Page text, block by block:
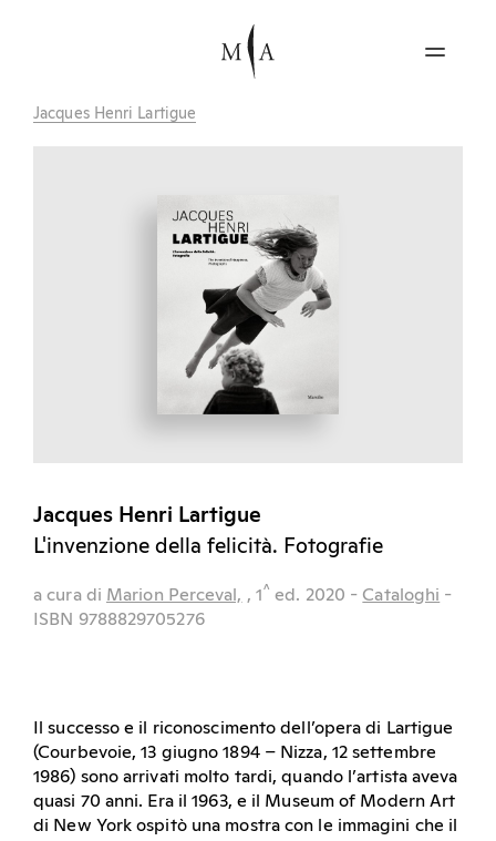
Jacques Henri Lartigue
Jacques Henri Lartigue
L'invenzione della felicità. Fotografie
a cura di Marion Perceval, , 1^ ed. 2020 - Cataloghi -
ISBN 9788829705276
Il successo e il riconoscimento dell’opera di Lartigue
(Courbevoie, 13 giugno 1894 – Nizza, 12 settembre
1986) sono arrivati molto tardi, quando l’artista aveva
quasi 70 anni. Era il 1963, e il Museum of Modern Art
di New York ospitò una mostra con le immagini che il